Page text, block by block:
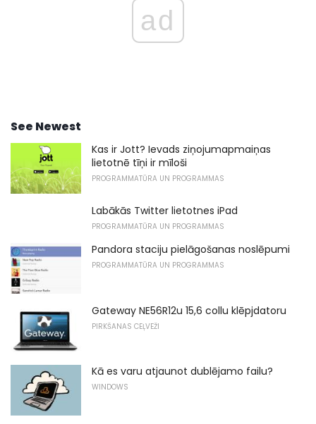
ad
See Newest
Kas ir Jott? Ievads ziņojumapmaiņas
lietotnē tīņi ir mīloši
PROGRAMMATŪRA UN PROGRAMMAS
Labākās Twitter lietotnes iPad
PROGRAMMATŪRA UN PROGRAMMAS
Pandora staciju pielāgošanas noslēpumi
PROGRAMMATŪRA UN PROGRAMMAS
Gateway NE56R12u 15,6 collu klēpjdatoru
PIRKŠANAS CEĻVEŽI
Kā es varu atjaunot dublējamo failu?
WINDOWS